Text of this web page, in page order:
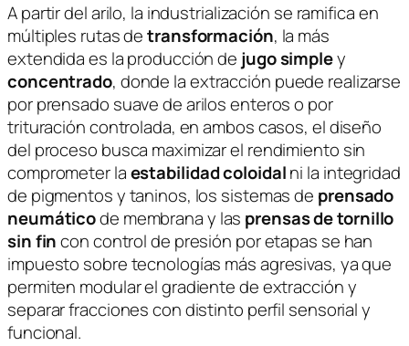
A partir del arilo, la industrialización se ramifica en
múltiples rutas detransformación, la más
extendida es la producción de jugo simpley
concentrado, donde la extracción puede realizarse
por prensado suave de arilos enteros o por
trituración controlada, en ambos casos, el diseño
del proceso busca maximizar el rendimiento sin
comprometer laestabilidad coloidalni la integridad
de pigmentos y taninos, los sistemas de prensado
neumáticode membrana y las prensas de tornillo
sin fincon control de presión por etapas se han
impuesto sobre tecnologías más agresivas, ya que
permiten modular el gradiente de extracción y
separar fracciones con distinto perfil sensorial y
funcional.